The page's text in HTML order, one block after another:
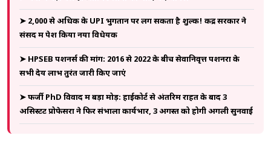
➤ ₹2,000 से अधिक के UPI भुगतान पर लग सकता है शुल्क! केंद्र सरकार ने
संसद में पेश किया नया विधेयक
➤ HPSEB पेंशनर्स की मांग: 2016 से 2022 के बीच सेवानिवृत्त पेंशनरों के
सभी देय लाभ तुरंत जारी किए जाएं
➤ फर्जी PhD विवाद में बड़ा मोड़: हाईकोर्ट से अंतरिम राहत के बाद 3
असिस्टेंट प्रोफेसरों ने फिर संभाला कार्यभार, 3 अगस्त को होगी अगली सुनवाई